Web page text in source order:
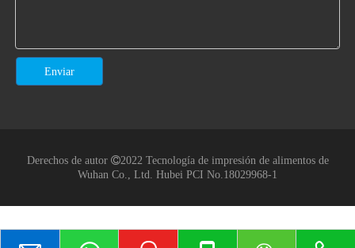
Enviar
Derechos de autor 2022 Tecnología de impresión de alimentos de
Wuhan Co., Ltd. Hubei PCI No.18029968-1